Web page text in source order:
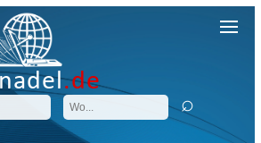
.de